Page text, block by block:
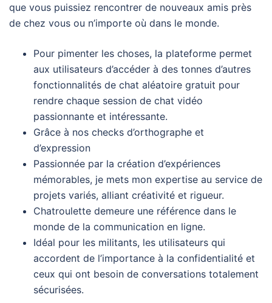
que vous puissiez rencontrer de nouveaux amis près
de chez vous ou n’importe où dans le monde.
Pour pimenter les choses, la plateforme permet
aux utilisateurs d’accéder à des tonnes d’autres
fonctionnalités de chat aléatoire gratuit pour
rendre chaque session de chat vidéo
passionnante et intéressante.
Grâce à nos checks d’orthographe et
d’expression
Passionnée par la création d’expériences
mémorables, je mets mon expertise au service de
projets variés, alliant créativité et rigueur.
Chatroulette demeure une référence dans le
monde de la communication en ligne.
Idéal pour les militants, les utilisateurs qui
accordent de l’importance à la confidentialité et
ceux qui ont besoin de conversations totalement
sécurisées.